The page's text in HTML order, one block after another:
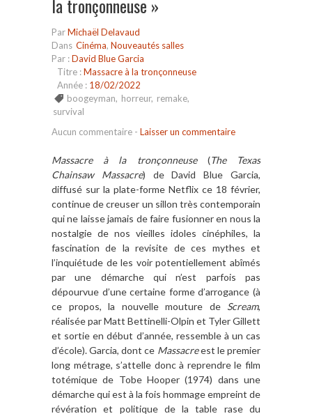
la tronçonneuse »
ParMichaël Delavaud
Dans Cinéma, Nouveautés salles
Par :David Blue Garcia
Titre :Massacre à la tronçonneuse
Année : 18/02/2022
boogeyman, horreur, remake,
survival
Aucun commentaire - Laisser un commentaire
Massacre à la tronçonneuse(The Texas
Chainsaw Massacre) de David Blue Garcia,
diffusé sur la plate-forme Netflix ce 18 février,
continue de creuser un sillon très contemporain
qui ne laisse jamais de faire fusionner en nous la
nostalgie de nos vieilles idoles cinéphiles, la
fascination de la revisite de ces mythes et
l’inquiétude de les voir potentiellement abîmés
par une démarche qui n’est parfois pas
dépourvue d’une certaine forme d’arrogance (à
ce propos, la nouvelle mouture de Scream,
réalisée par Matt Bettinelli-Olpin et Tyler Gillett
et sortie en début d’année, ressemble à un cas
d’école). Garcia, dont ce Massacreest le premier
long métrage, s’attelle donc à reprendre le film
totémique de Tobe Hooper (1974) dans une
démarche qui est à la fois hommage empreint de
révération et politique de la table rase du